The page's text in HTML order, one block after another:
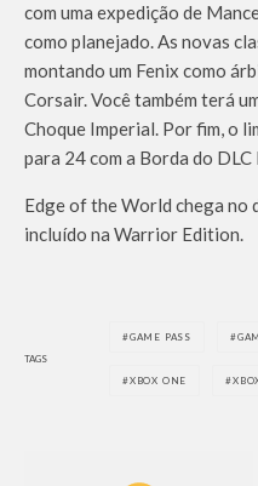
com uma expedição de
como planejado. As novas
montando um Fenix como
Corsair. Você também terá
Choque Imperial. Por fim, o
para 24 com a Borda do
Edge of the World chega no
incluído na Warrior Edition.
TAGS
GAME PASS
XBOX ONE